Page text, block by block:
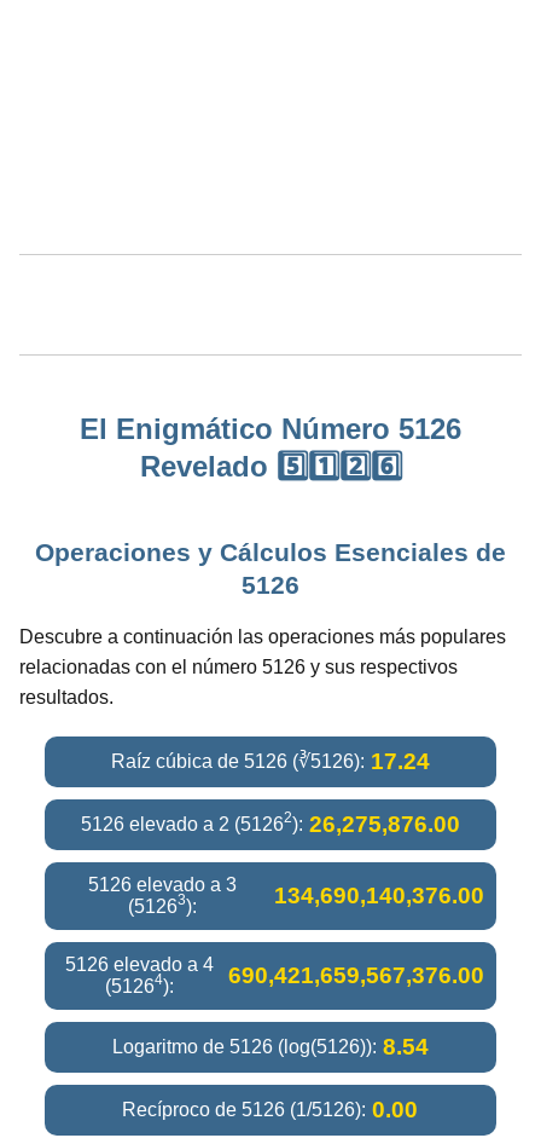
El Enigmático Número 5126
Revelado 5️⃣1️⃣2️⃣6️⃣
Operaciones y Cálculos Esenciales de
5126
Descubre a continuación las operaciones más populares
relacionadas con el número 5126 y sus respectivos
resultados.
Raíz cúbica de 5126 (∛5126): 17.24
5126 elevado a 2 (51262): 26,275,876.00
5126 elevado a 3
(51263): 134,690,140,376.00
5126 elevado a 4
(51264): 690,421,659,567,376.00
Logaritmo de 5126 (log(5126)): 8.54
Recíproco de 5126 (1/5126): 0.00